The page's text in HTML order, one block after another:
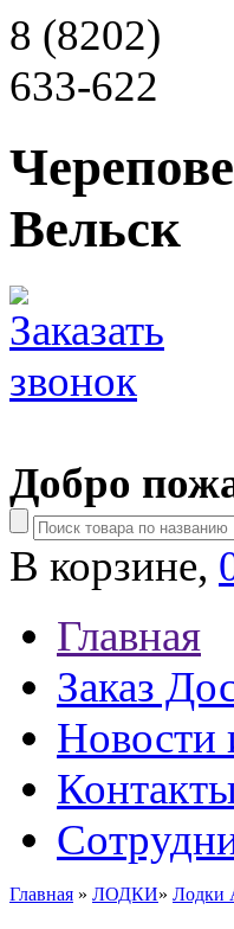
8 (8202)
633-622
Вельск
Добро
В корзине,
Главная
Заказ
Новости
Главная » ЛОДКИ»